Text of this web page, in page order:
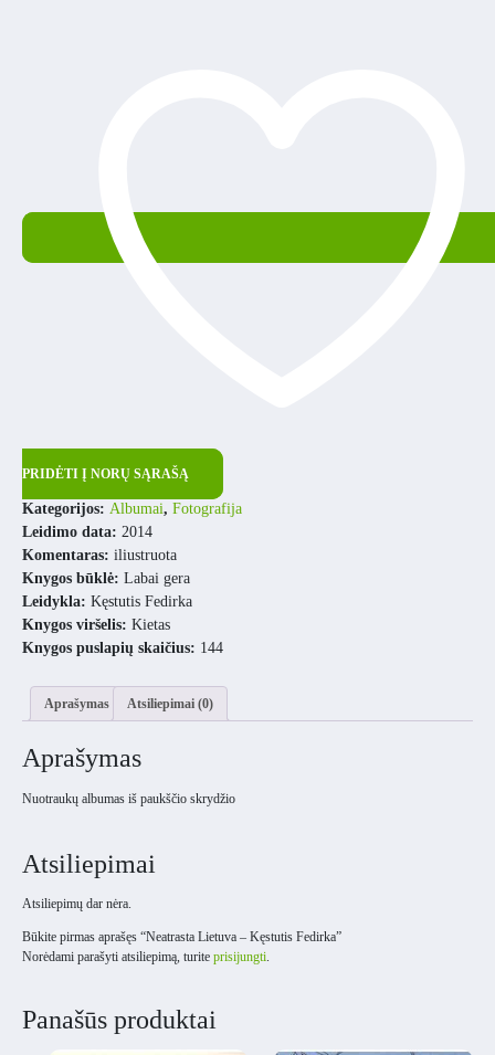
PRIDĖTI Į NORŲ SĄRAŠĄ
Kategorijos: Albumai, Fotografija
Leidimo data: 2014
Komentaras: iliustruota
Knygos būklė: Labai gera
Leidykla: Kęstutis Fedirka
Knygos viršelis: Kietas
Knygos puslapių skaičius: 144
Aprašymas Atsiliepimai (0)
Aprašymas
Nuotraukų albumas iš paukščio skrydžio
Atsiliepimai
Atsiliepimų dar nėra.
Būkite pirmas aprašęs “Neatrasta Lietuva – Kęstutis Fedirka”
Norėdami parašyti atsiliepimą, turite prisijungti.
Panašūs produktai